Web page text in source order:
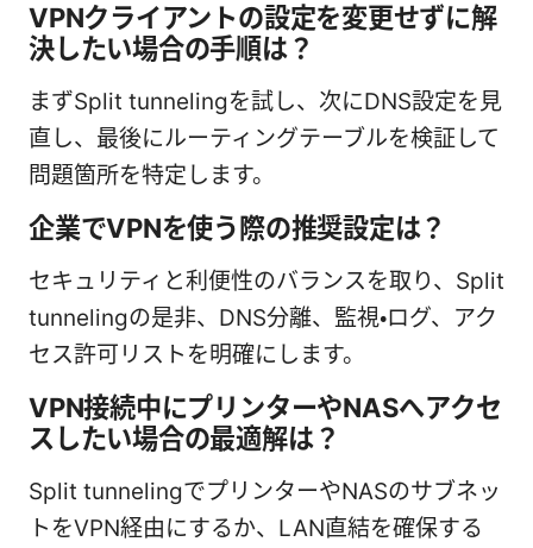
VPNクライアントの設定を変更せずに解
決したい場合の手順は？
まずSplit tunnelingを試し、次にDNS設定を見
直し、最後にルーティングテーブルを検証して
問題箇所を特定します。
企業でVPNを使う際の推奨設定は？
セキュリティと利便性のバランスを取り、Split
tunnelingの是非、DNS分離、監視・ログ、アク
セス許可リストを明確にします。
VPN接続中にプリンターやNASへアクセ
スしたい場合の最適解は？
Split tunnelingでプリンターやNASのサブネッ
トをVPN経由にするか、LAN直結を確保する